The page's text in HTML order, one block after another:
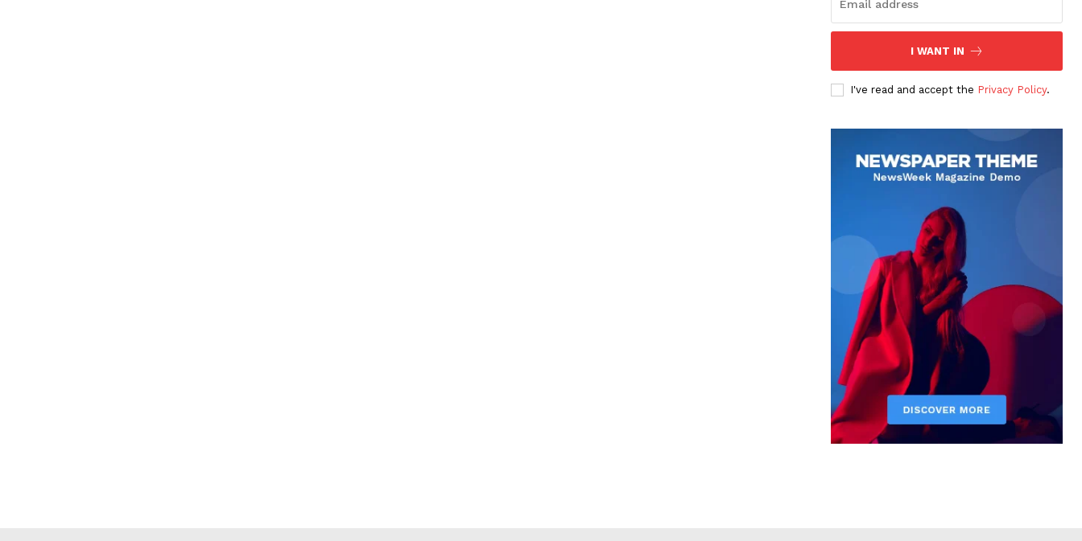
I WANT IN
I've read and accept the Privacy Policy.